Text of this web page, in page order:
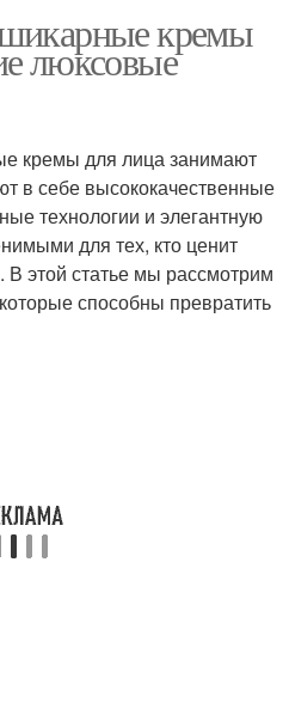
Крем против морщин
кремы
люксовые
кремы для лица занимают
в себе высококачественные
технологии и элегантную
для тех, кто ценит
этой статье мы рассмотрим
способны превратить